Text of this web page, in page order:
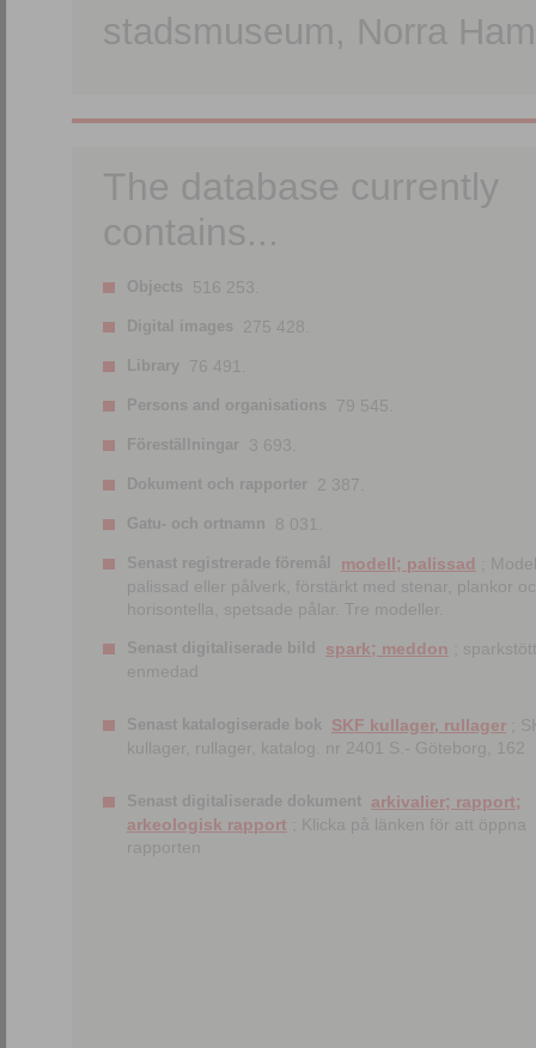
stadsmuseum, Norra
The database currently
contains...
Objects 516 253.
Digital images 275 428.
Library 76 491.
Persons and organisations 79 545.
Föreställningar 3 693.
Dokument och rapporter 2 387.
Gatu- och ortnamn 8 031.
Senast registrerade föremål modell; palissad
;
palissad eller pålverk, förstärkt med stenar, plankor
horisontella, spetsade pålar. Tre modeller.
Senast digitaliserade bild spark; meddon ;
enmedad
Senast katalogiserade bok SKF kullager, rullager ;
kullager, rullager, katalog. nr 2401 S.- Göteborg, 162
Senast digitaliserade dokument arkivalier; rapport;
arkeologisk rapport ; Klicka på länken för att öppna
rapporten